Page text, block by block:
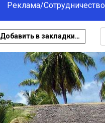
Реклама/Сотрудничество
Добавить в закладки…